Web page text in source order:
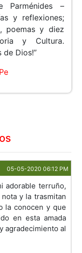
Parménides –
y reflexiones;
poemas y diez
y Cultura.
de Dios!”
05-05-2020 06:12 PM
adorable terruño,
y la trasmitan
la conocen y que
en esta amada
agradecimiento al